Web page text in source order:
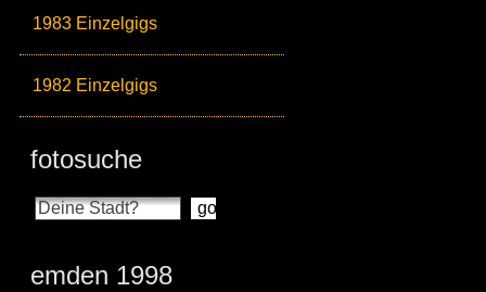
1983 Einzelgigs
1982 Einzelgigs
fotosuche
emden 1998